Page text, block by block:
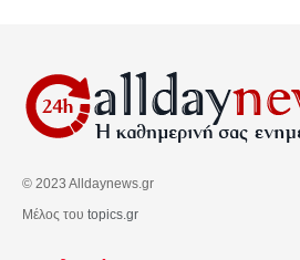
© 2023 Alldaynews.gr
Μέλος του topics.gr